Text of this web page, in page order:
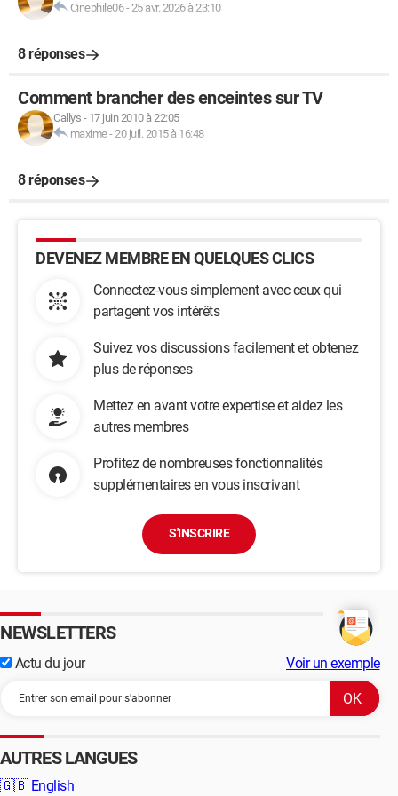
Cinephile06-25 avr. 2026 à 23:10
8 réponses
Comment brancher des enceintes sur TV
Callys - 17 juin 2010 à 22:05
maxime-20 juil. 2015 à 16:48
8 réponses
DEVENEZ MEMBRE EN QUELQUES CLICS
Connectez-vous simplement avec ceux qui
partagent vos intérêts
Suivez vos discussions facilement et obtenez
plus de réponses
Mettez en avant votre expertise et aidez les
autres membres
Profitez de nombreuses fonctionnalités
supplémentaires en vous inscrivant
S'INSCRIRE
NEWSLETTERS
Actu du jour Voir un exemple
AUTRES LANGUES
🇬🇧 English